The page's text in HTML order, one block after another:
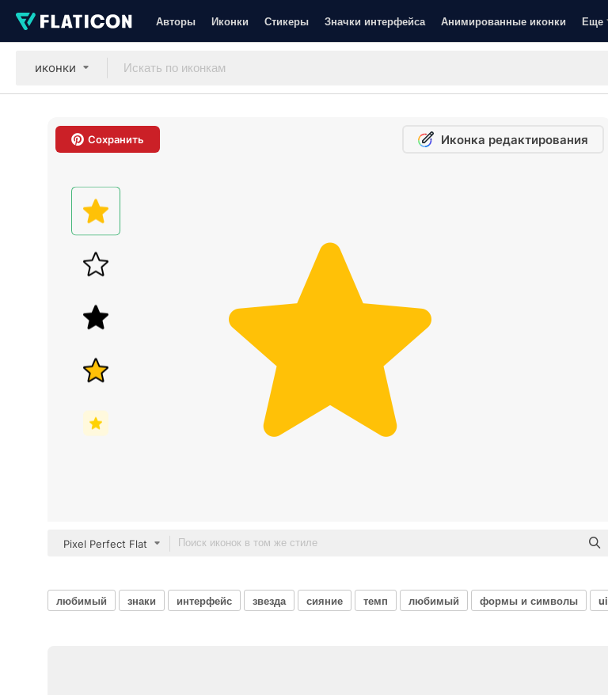
Авторы Иконки Стикеры Значки интерфейса Анимированные иконки Еще
иконки
Сохранить Иконка редактирования
Pixel Perfect Flat
любимый знаки интерфейс звезда сияние темп любимый формы и символы ui